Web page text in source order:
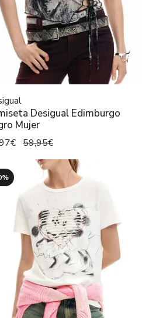
Desigual Edimburgo
Mujer
59,95€